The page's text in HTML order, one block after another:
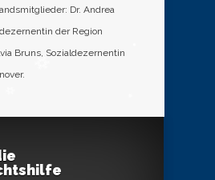
Dr. Andrea
der Region
Bruns, Sozialdezernentin